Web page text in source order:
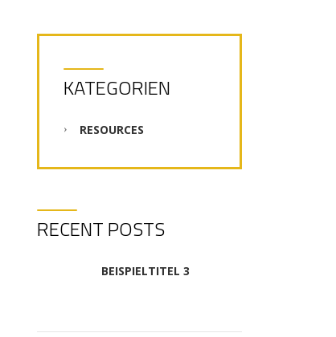
KATEGORIEN
RESOURCES
RECENT POSTS
BEISPIELTITEL 3